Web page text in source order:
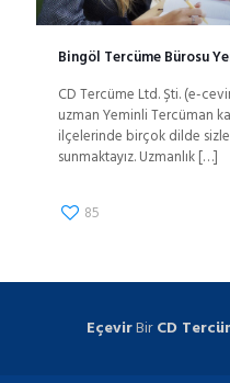
Bingöl Tercüme Bürosu
CD Tercüme Ltd. Şti. (e-
uzman Yeminli Tercüman
ilçelerinde birçok dilde
sunmaktayız. Uzmanlık[…]
85
EçevirBirCD